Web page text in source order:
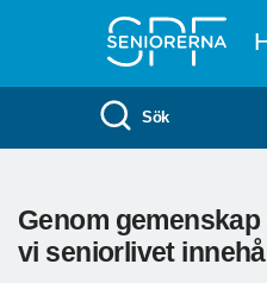
Sök
Genom
vi seniorlivet